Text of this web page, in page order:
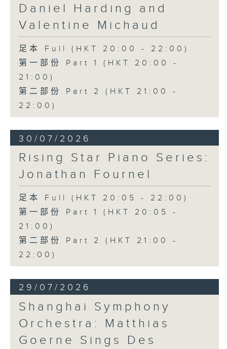
Daniel Harding and
Valentine Michaud
足本 Full (HKT 20:00 - 22:00)
第一部份 Part 1 (HKT 20:00 -
21:00)
第二部份 Part 2 (HKT 21:00 -
22:00)
30/07/2026
Rising Star Piano Series:
Jonathan Fournel
足本 Full (HKT 20:05 - 22:00)
第一部份 Part 1 (HKT 20:05 -
21:00)
第二部份 Part 2 (HKT 21:00 -
22:00)
29/07/2026
Shanghai Symphony
Orchestra: Matthias
Goerne Sings Des